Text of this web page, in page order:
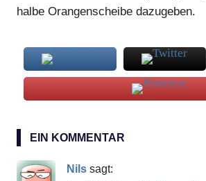
halbe Orangenscheibe dazugeben.
Riviera
EIN KOMMENTAR
Nils sagt: